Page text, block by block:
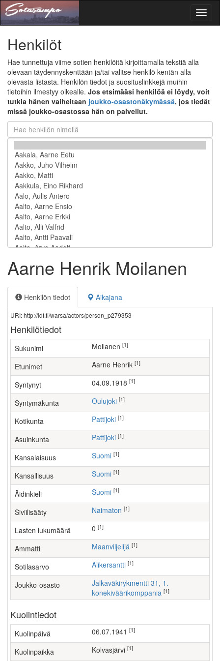
Henkilöt
Hae tunnettuja viime sotien henkilöitä kirjoittamalla tekstiä alla
olevaan täydennyskenttään ja/tai valitse henkilö kentän alla
olevasta listasta. Henkilön tiedot ja suosituslinkkejä muihin
tietoihin ilmestyy oikealle. Jos etsimääsi henkilöä ei löydy, voit
tutkia hänen vaiheitaan joukko-osastonäkymässä, jos tiedät
missä joukko-osastossa hän on palvellut.
Aarne Henrik Moilanen
Henkilön tiedot Aikajana
URI: http://ldf.fi/warsa/actors/person_p279353
Henkilötiedot
Sukunimi Moilanen [1]
Etunimet Aarne Henrik [1]
Syntynyt 04.09.1918 [1]
Syntymäkunta Oulujoki [1]
Kotikunta Pattijoki [1]
Asuinkunta Pattijoki [1]
Kansalaisuus Suomi [1]
Kansallisuus Suomi [1]
Äidinkieli Suomi [1]
Siviilisääty Naimaton [1]
Lasten lukumäärä [1]
Ammatti maanviljelijä [1]
Sotilasarvo Alikersantti [1]
Joukko-osasto
Jalkaväkirykmentti 31, 1.
konekiväärikomppania [1]
Kuolintiedot
Kuolinpäivä 06.07.1941 [1]
Kuolinpaikka Kolvasjärvi [1]